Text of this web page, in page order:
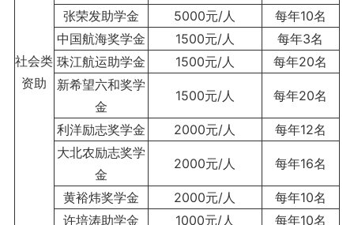
社会类
资助
张荣发助学金
5000元/人
每年10名
中国航海奖学金
1500元/人
每年3名
珠江航运助学金
1500元/人
每年20名
新希望六和奖学
金
1500元/人 每年20名
利洋励志奖学金 2000元/人
每年12名
大北农励志奖学
金
2000元/人 每年16名
黄裕炜奖学金 2000元/人
每年10名
许培涛助学金
1000元/人
每年10名